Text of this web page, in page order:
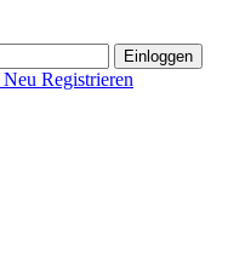
Neu Registrieren